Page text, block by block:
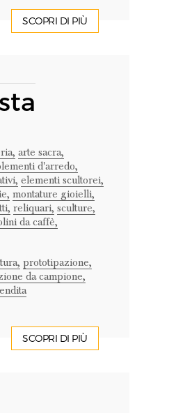
SCOPRI DI PIÙ
arte sacra,
d'arredo,
elementi scultorei,
montature gioielli,
reliquari, sculture,
da caffè,
prototipazione,
da campione,
SCOPRI DI PIÙ